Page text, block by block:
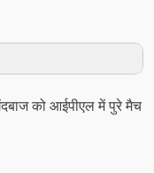
को आईपीएल में पुरे मैच